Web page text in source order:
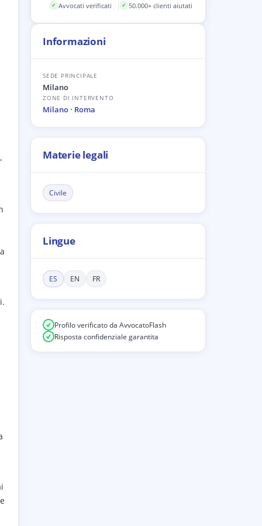
✓ Avvocati verificati ✓ 50.000+ clienti aiutati
Informazioni
SEDE PRINCIPALE
Milano
ZONE DI INTERVENTO
Milano · Roma
Materie legali
Civile
Lingue
ES EN FR
Profilo verificato da AvvocatoFlash
Risposta confidenziale garantita